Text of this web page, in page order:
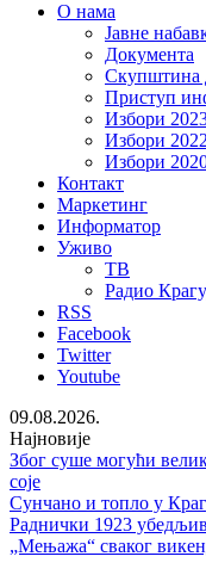
О нама
Јавне
Документа
Скупштина
Приступ
Избори
Избори
Избори
Контакт
Маркетинг
Информатор
Уживо
ТВ
Радио
RSS
Facebook
Twitter
Youtube
09.08.2026.
Најновије
Због суше могући
соје
Сунчано и топло у
Раднички 1923
„Мењажа“ сваког